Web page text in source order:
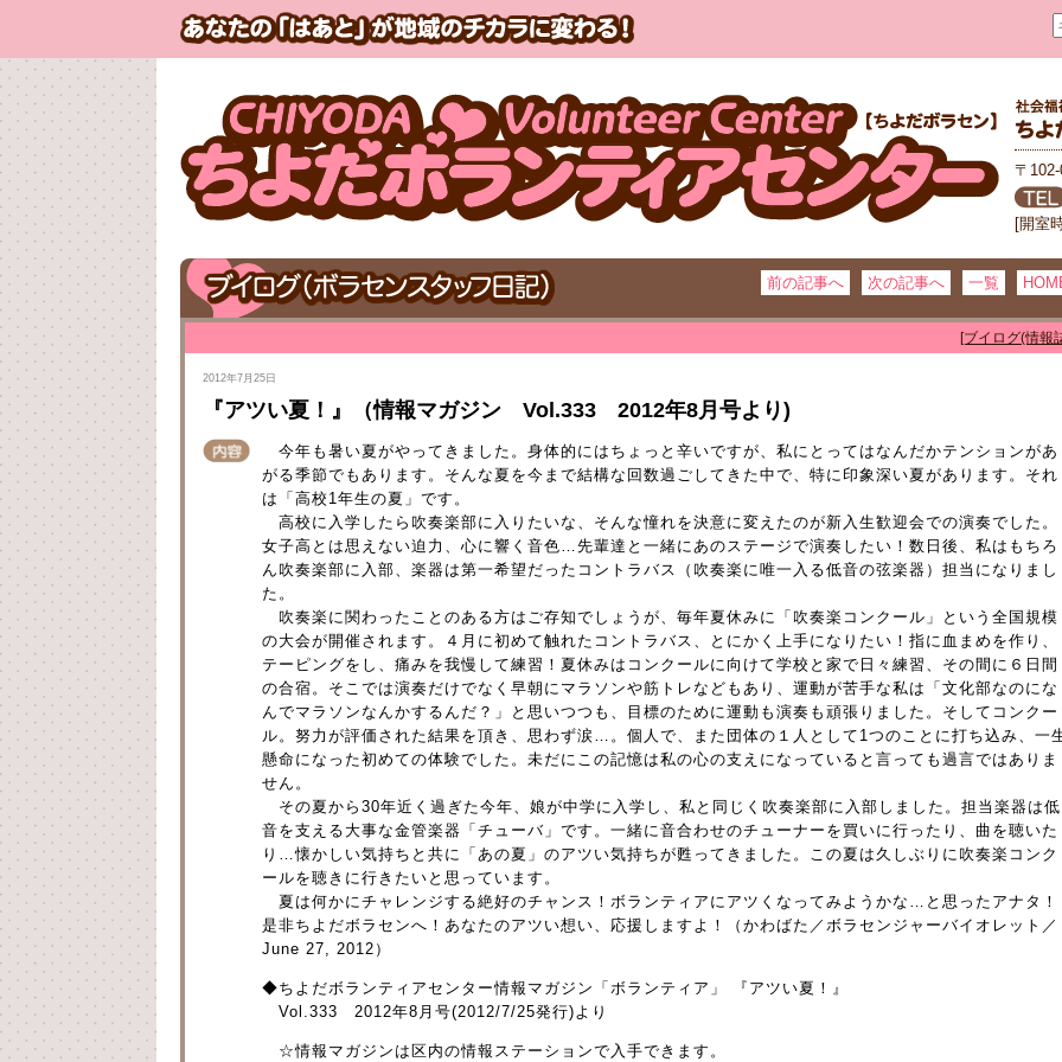
〒
[開室
前の記事へ 次の記事へ 一覧
[ブイログ(情報
2012年7月25日
『アツい夏！』（情報マガジン Vol.333 2012年8月号より)
今年も暑い夏がやってきました。身体的にはちょっと辛いですが、私にとってはなんだかテンションがあ
がる季節でもあります。そんな夏を今まで結構な回数過ごしてきた中で、特に印象深い夏があります。それ
は「高校1年生の夏」です。
高校に入学したら吹奏楽部に入りたいな、そんな憧れを決意に変えたのが新入生歓迎会での演奏でした。
女子高とは思えない迫力、心に響く音色…先輩達と一緒にあのステージで演奏したい！数日後、私はもちろ
ん吹奏楽部に入部、楽器は第一希望だったコントラバス（吹奏楽に唯一入る低音の弦楽器）担当になりまし
た。
吹奏楽に関わったことのある方はご存知でしょうが、毎年夏休みに「吹奏楽コンクール」という全国規模
の大会が開催されます。４月に初めて触れたコントラバス、とにかく上手になりたい！指に血まめを作り、
テーピングをし、痛みを我慢して練習！夏休みはコンクールに向けて学校と家で日々練習、その間に６日間
の合宿。そこでは演奏だけでなく早朝にマラソンや筋トレなどもあり、運動が苦手な私は「文化部なのにな
んでマラソンなんかするんだ？」と思いつつも、目標のために運動も演奏も頑張りました。そしてコンクー
ル。努力が評価された結果を頂き、思わず涙…。個人で、また団体の１人として1つのことに打ち込み、一
懸命になった初めての体験でした。未だにこの記憶は私の心の支えになっていると言っても過言ではありま
せん。
その夏から30年近く過ぎた今年、娘が中学に入学し、私と同じく吹奏楽部に入部しました。担当楽器は低
音を支える大事な金管楽器「チューバ」です。一緒に音合わせのチューナーを買いに行ったり、曲を聴いた
り…懐かしい気持ちと共に「あの夏」のアツい気持ちが甦ってきました。この夏は久しぶりに吹奏楽コンク
ールを聴きに行きたいと思っています。
夏は何かにチャレンジする絶好のチャンス！ボランティアにアツくなってみようかな…と思ったアナタ！
是非ちよだボラセンへ！あなたのアツい想い、応援しますよ！（かわばた／ボラセンジャーバイオレット／
June 27, 2012）
◆ちよだボランティアセンター情報マガジン「ボランティア」 『アツい夏！』
Vol.333 2012年8月号(2012/7/25発行)より
☆情報マガジンは区内の情報ステーションで入手できます。